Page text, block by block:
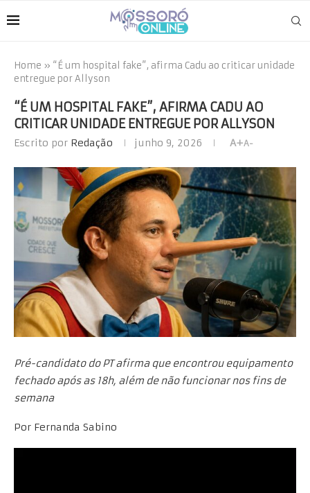
Home » “É um hospital fake”, afirma Cadu ao criticar unidade
entregue por Allyson
“É UM HOSPITAL FAKE”, AFIRMA CADU AO
CRITICAR UNIDADE ENTREGUE POR ALLYSON
Escrito por Redação junho 9, 2026 A+A-
Pré-candidato do PT afirma que encontrou equipamento
fechado após as 18h, além de não funcionar nos fins de
semana
Por Fernanda Sabino